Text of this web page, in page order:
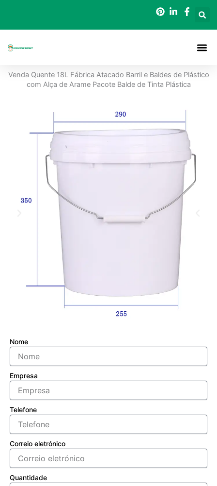
o
Venda Quente 18L Fábrica Atacado Barril e Baldes de Plástico
com Alça de Arame Pacote Balde de Tinta Plástica
Nome
Empresa
Telefone
Correio eletrónico
Quantidade